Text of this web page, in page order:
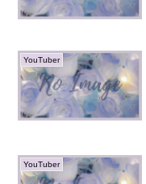
YouTuber
YouTuber